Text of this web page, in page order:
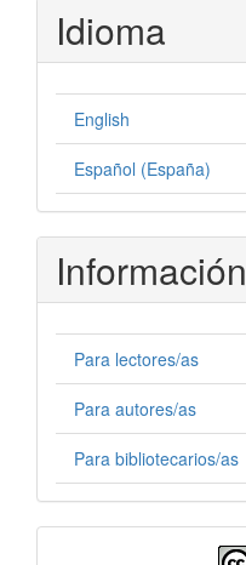
Idioma
English
Español (España)
Información
Para lectores/as
Para autores/as
Para bibliotecarios/as